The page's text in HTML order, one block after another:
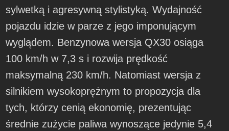
sylwetką i agresywną stylistyką. Wydajność
pojazdu idzie w parze z jego imponującym
wyglądem. Benzynowa wersja QX30 osiąga
100 km/h w 7,3 s i rozwija prędkość
maksymalną 230 km/h. Natomiast wersja z
silnikiem wysokoprężnym to propozycja dla
tych, którzy cenią ekonomię, prezentując
średnie zużycie paliwa wynoszące jedynie 5,4